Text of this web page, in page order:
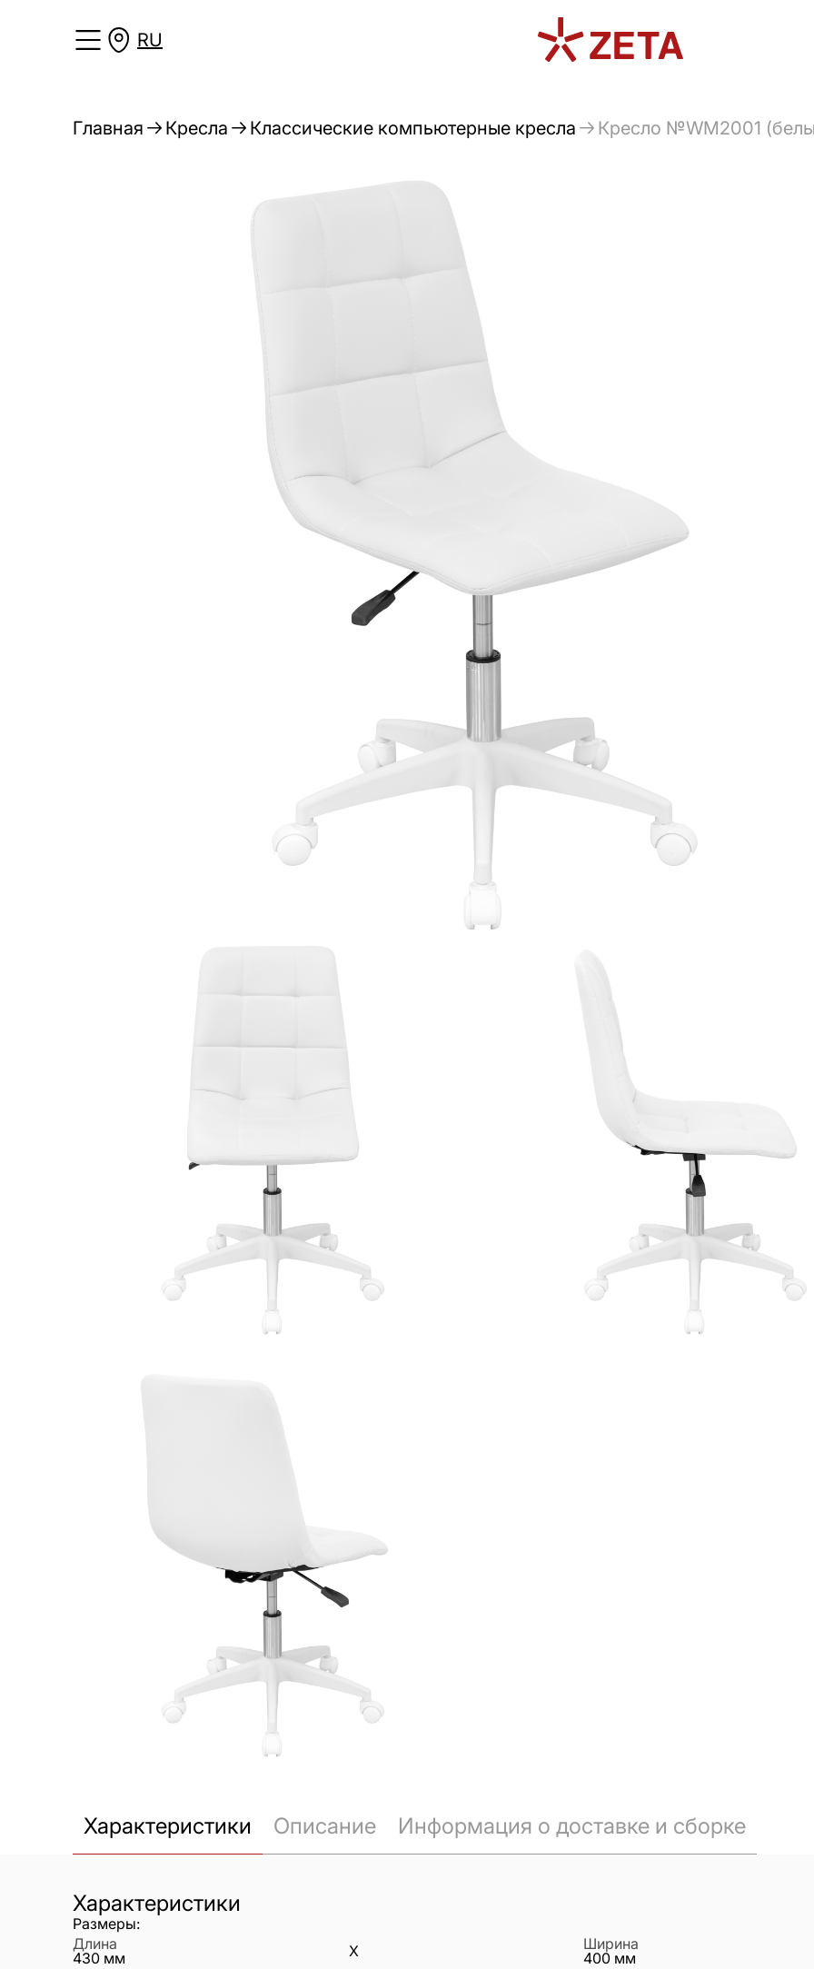
RU
Главная Кресла Классические компьютерные кресла Кресло №WM2001
Характеристики Описание Информация о доставке и сборке
Характеристики
Размеры:
Длина
430 мм X
Ширина
400 мм